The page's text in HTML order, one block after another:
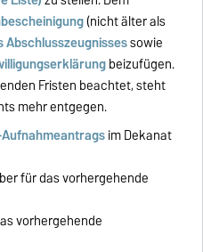
(nicht älter als
Abschlusszeugnissessowie
beizufügen.
Fristen beachtet, steht
mehr entgegen.
Aufnahmeantragsim Dekanat
für das vorhergehende
vorhergehende